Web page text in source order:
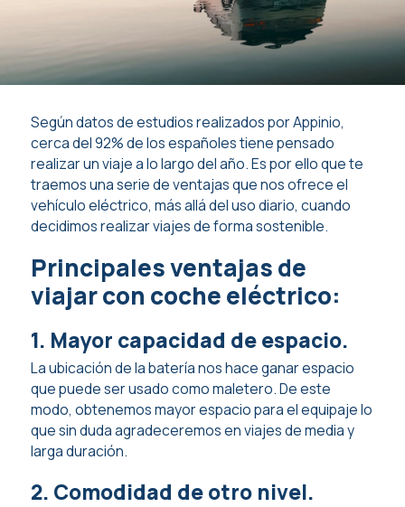
Según datos de estudios realizados por Appinio,
cerca del 92% de los españoles tiene pensado
realizar un viaje a lo largo del año. Es por ello que te
traemos una serie de ventajas que nos ofrece el
vehículo eléctrico, más allá del uso diario, cuando
decidimos realizar viajes de forma sostenible.
Principales ventajas de
viajar con coche eléctrico:
1. Mayor capacidad de espacio.
La ubicación de la batería nos hace ganar espacio
que puede ser usado como maletero. De este
modo, obtenemos mayor espacio para el equipaje lo
que sin duda agradeceremos en viajes de media y
larga duración.
2. Comodidad de otro nivel.